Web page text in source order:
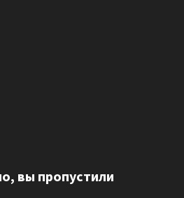
вы пропустили